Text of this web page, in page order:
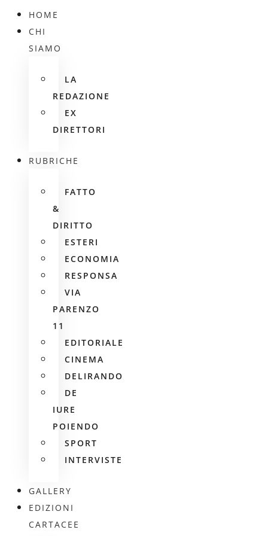
HOME
CHI
SIAMO
LA
REDAZIONE
EX
DIRETTORI
RUBRICHE
FATTO
&
DIRITTO
ESTERI
ECONOMIA
RESPONSA
VIA
PARENZO
11
EDITORIALE
CINEMA
DELIRANDO
DE
IURE
POIENDO
SPORT
INTERVISTE
GALLERY
EDIZIONI
CARTACEE